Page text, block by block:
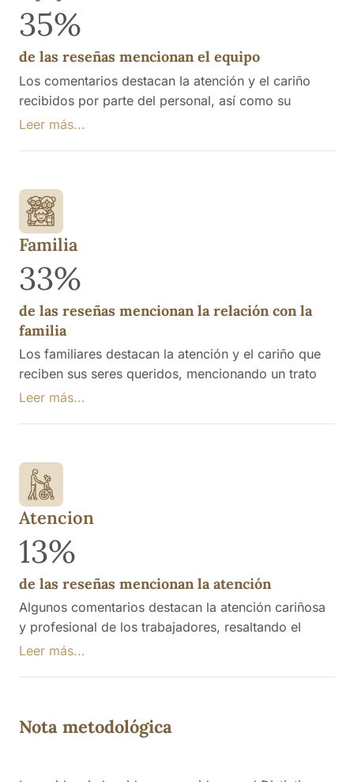
35%
de las reseñas mencionan el equipo
Los comentarios destacan la atención y el cariño
recibidos por parte del personal, así como su
profesionalidad y compromiso con el bienestar de
menciona la necesidad de disponer de más personal
para atender a los residentes.
Leer más...
Familia
33%
de las reseñas mencionan la relación con la
familia
Los familiares destacan la atención y el cariño que
reciben sus seres queridos, mencionando un trato
excepcional por parte del personal y la mejora en su
Leer más...
Atencion
13%
de las reseñas mencionan la atención
Algunos comentarios destacan la atención cariñosa
y profesional de los trabajadores, resaltando el
esfuerzo del personal para atender adecuadamente
mayores. Se mencionan aspectos de mejora sobre
Leer más...
Nota metodológica